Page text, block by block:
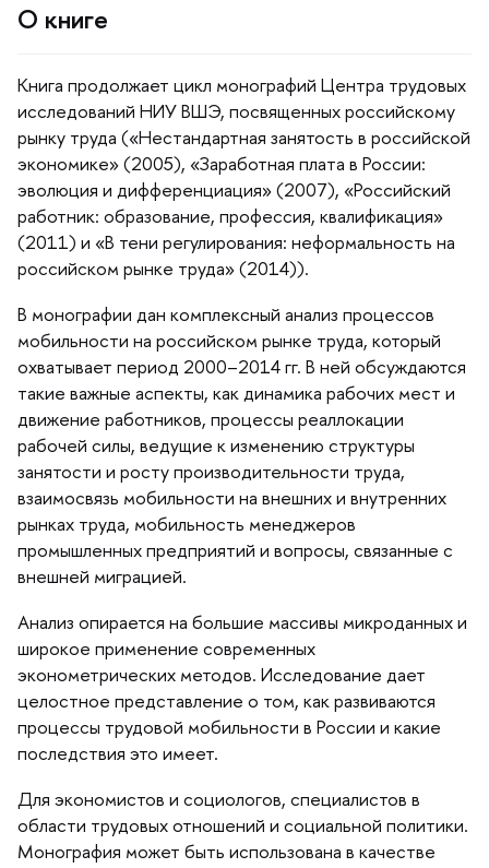
О книге
Книга продолжает цикл монографий Центра трудовых
исследований НИУ ВШЭ, посвященных российскому
рынку труда («Нестандартная занятость в российской
экономике» (2005), «Заработная плата в России:
эволюция и дифференциация» (2007), «Российский
работник: образование, профессия, квалификация»
(2011) и «В тени регулирования: неформальность на
российском рынке труда» (2014)).
монографии дан комплексный анализ процессо
мобильности на российском рынке труда, который
охватывает период 2000–2014 гг. В ней обсуждаются
такие важные аспекты, как динамика рабочих мест и
движение работников, процессы реаллокации
рабочей силы, ведущие к изменению структуры
занятости и росту производительности труда,
заимосвязь мобильности на внешних и внутренних
рынках труда, мобильность менеджеро
промышленных предприятий и вопросы, связанные с
нешней миграцией.
Анализ опирается на большие массивы микроданных и
широкое применение современных
эконометрических методов. Исследование дает
целостное представление о том, как развиваются
процессы трудовой мобильности в России и какие
последствия это имеет.
Для экономистов и социологов, специалисто
области трудовых отношений и социальной политики.
Монография может быть использована в качестве